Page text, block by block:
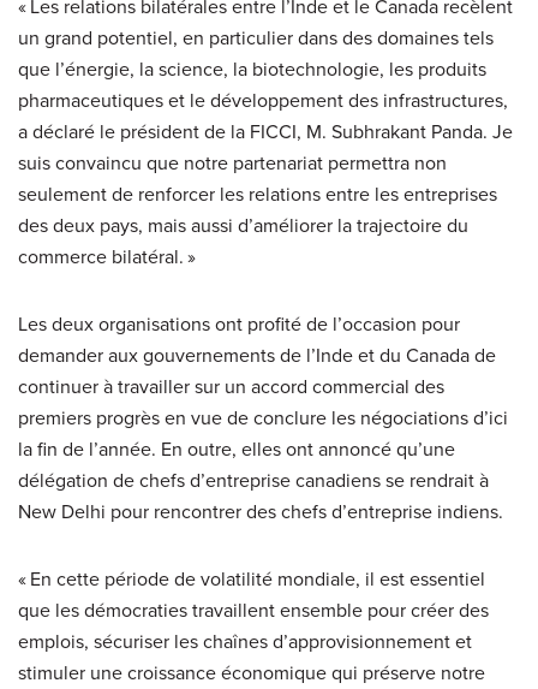
« Les relations bilatérales entre l’Inde et le Canada recèlent
un grand potentiel, en particulier dans des domaines tels
que l’énergie, la science, la biotechnologie, les produits
pharmaceutiques et le développement des infrastructures,
a déclaré le président de la FICCI, M. Subhrakant Panda. Je
suis convaincu que notre partenariat permettra non
seulement de renforcer les relations entre les entreprises
des deux pays, mais aussi d’améliorer la trajectoire du
commerce bilatéral. »
Les deux organisations ont profité de l’occasion pour
demander aux gouvernements de l’Inde et du Canada de
continuer à travailler sur un accord commercial des
premiers progrès en vue de conclure les négociations d’ici
la fin de l’année. En outre, elles ont annoncé qu’une
délégation de chefs d’entreprise canadiens se rendrait à
New Delhi pour rencontrer des chefs d’entreprise indiens.
« En cette période de volatilité mondiale, il est essentiel
que les démocraties travaillent ensemble pour créer des
emplois, sécuriser les chaînes d’approvisionnement et
stimuler une croissance économique qui préserve notre